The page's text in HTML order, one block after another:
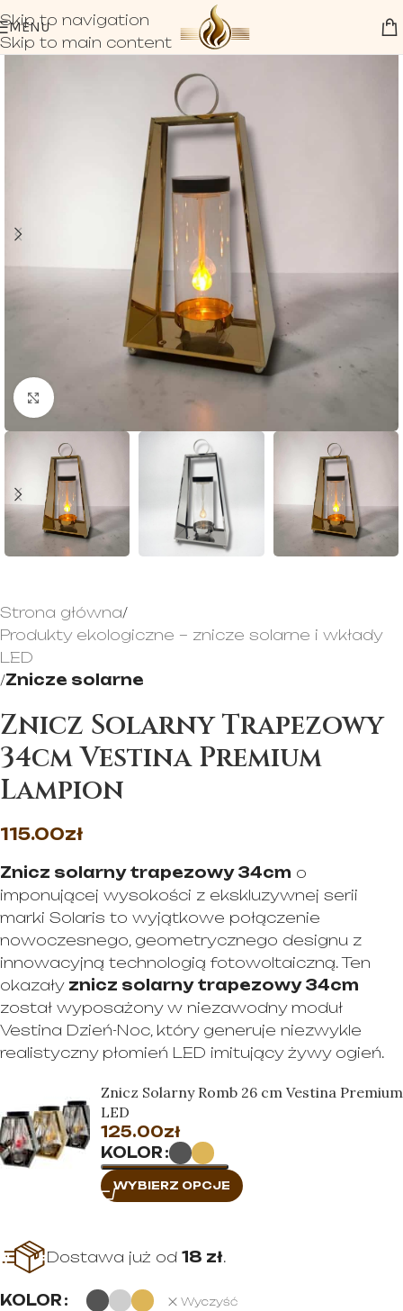
Skip to navigation
Skip to main content
MENU
Click to enlarge
Strona główna
Produkty ekologiczne – znicze solarne i wkłady
LED
Znicze solarne
Znicz Solarny Trapezowy
34cm Vestina Premium
Lampion
115.00zł
Znicz solarny trapezowy 34cm o
imponującej wysokości z ekskluzywnej serii
marki Solaris to wyjątkowe połączenie
nowoczesnego, geometrycznego designu z
innowacyjną technologią fotowoltaiczną. Ten
okazały znicz solarny trapezowy 34cm
został wyposażony w niezawodny moduł
Vestina Dzień-Noc, który generuje niezwykle
realistyczny płomień LED imitujący żywy ogień.
Znicz Solarny Romb 26 cm Vestina Premium
LED
125.00zł
KOLOR
WYBIERZ OPCJE
Dostawa już od 18 zł.
KOLOR Wyczyść